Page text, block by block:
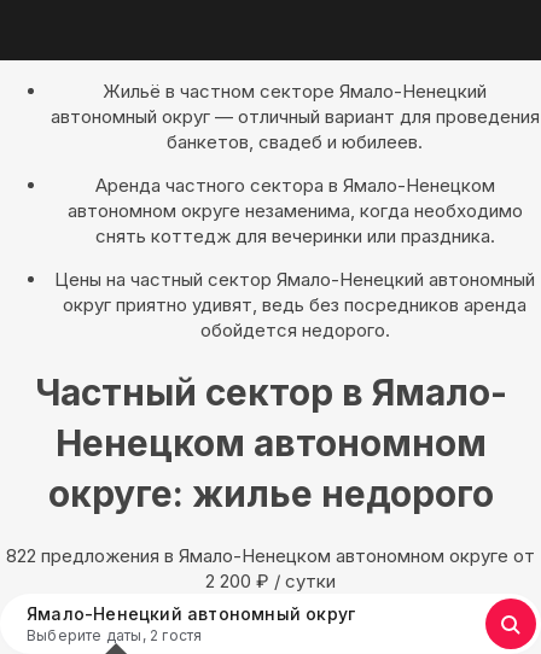
Жильё в частном секторе Ямало-Ненецкий
автономный округ — отличный вариант для проведения
банкетов, свадеб и юбилеев.
Аренда частного сектора в Ямало-Ненецком
автономном округе незаменима, когда необходимо
снять коттедж для вечеринки или праздника.
Цены на частный сектор Ямало-Ненецкий автономный
округ приятно удивят, ведь без посредников аренда
обойдется недорого.
Частный сектор в Ямало-
Ненецком автономном
округе: жилье недорого
822 предложения в Ямало-Ненецком автономном округе oт
2 200 ₽ / сутки
Ямало-Ненецкий автономный округ
Выберите даты, 2 гостя